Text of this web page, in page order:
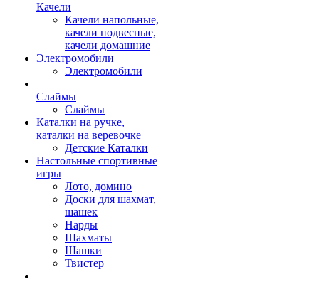
Качели
Качели напольные,
качели подвесные,
качели домашние
Электромобили
Электромобили
Слаймы
Слаймы
Каталки на ручке,
каталки на веревочке
Детские Каталки
Настольные спортивные
игры
Лото, домино
Доски для шахмат,
шашек
Нарды
Шахматы
Шашки
Твистер